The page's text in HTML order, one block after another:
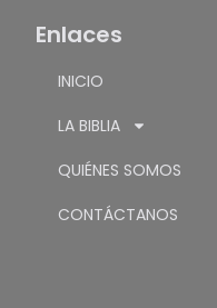
Enlaces
INICIO
LA BIBLIA
QUIÉNES SOMOS
CONTÁCTANOS